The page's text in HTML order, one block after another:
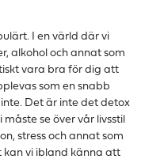
I en värld där vi
alkohol och annat som
vara bra för dig att
som en snabb
Det är inte det detox
se över vår livsstil
stress och annat som
vi ibland känna att